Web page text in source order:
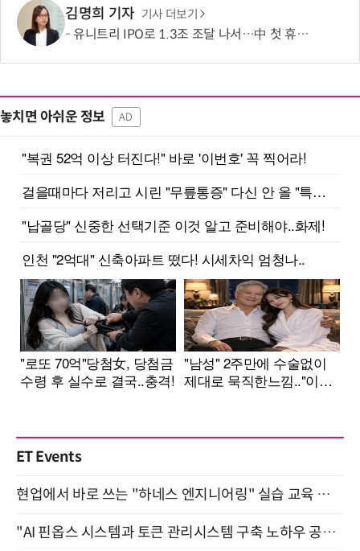
김명희 기자 기사 더보기
유니트리 IPO로 1.3조 조달 나서…中 첫 휴머노이드 상장사 탄생 임박
놓치면 아쉬운 정보 AD
ET Events
현업에서 바로 쓰는 "하네스 엔지니어링" 실습 교육 워크숍 8월 20일 개최
"AI 핀옵스 시스템과 토큰 관리시스템 구축 노하우 공개" 잠실 한국광고문화회관 2층 대회의실 (8/21)